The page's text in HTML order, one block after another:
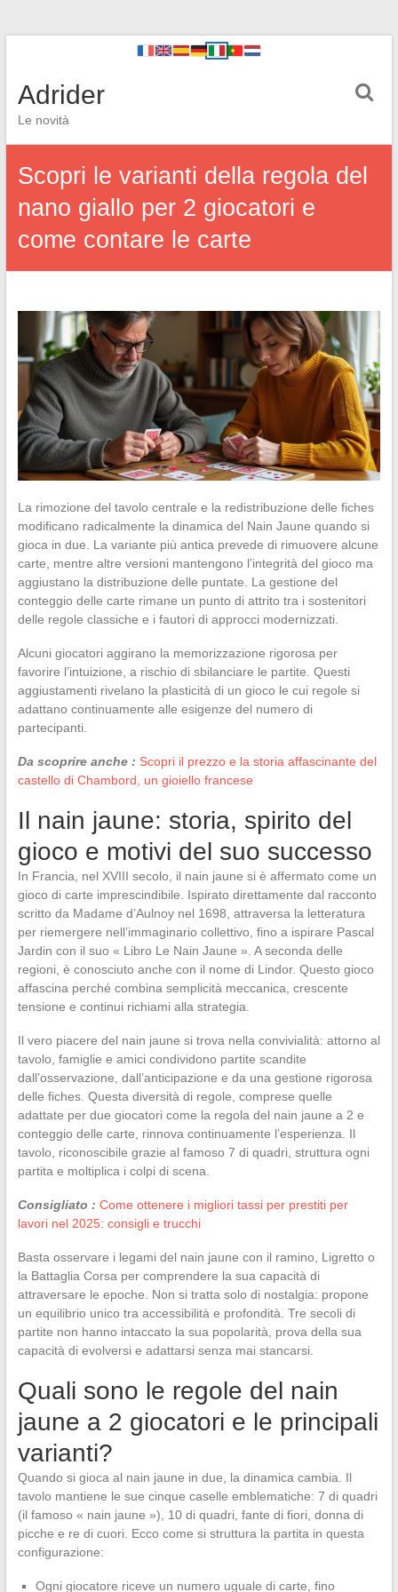
Adrider
Le novità
Scopri le varianti della regola del
nano giallo per 2 giocatori e
come contare le carte
La rimozione del tavolo centrale e la redistribuzione delle fiches
modificano radicalmente la dinamica del Nain Jaune quando si
gioca in due. La variante più antica prevede di rimuovere alcune
carte, mentre altre versioni mantengono l’integrità del gioco ma
aggiustano la distribuzione delle puntate. La gestione del
conteggio delle carte rimane un punto di attrito tra i sostenitori
delle regole classiche e i fautori di approcci modernizzati.
Alcuni giocatori aggirano la memorizzazione rigorosa per
favorire l’intuizione, a rischio di sbilanciare le partite. Questi
aggiustamenti rivelano la plasticità di un gioco le cui regole si
adattano continuamente alle esigenze del numero di
partecipanti.
Da scoprire anche : Scopri il prezzo e la storia affascinante del
castello di Chambord, un gioiello francese
Il nain jaune: storia, spirito del
gioco e motivi del suo successo
In Francia, nel XVIII secolo, il nain jaune si è affermato come un
gioco di carte imprescindibile. Ispirato direttamente dal racconto
scritto da Madame d’Aulnoy nel 1698, attraversa la letteratura
per riemergere nell’immaginario collettivo, fino a ispirare Pascal
Jardin con il suo « Libro Le Nain Jaune ». A seconda delle
regioni, è conosciuto anche con il nome di Lindor. Questo gioco
affascina perché combina semplicità meccanica, crescente
tensione e continui richiami alla strategia.
Il vero piacere del nain jaune si trova nella convivialità: attorno al
tavolo, famiglie e amici condividono partite scandite
dall’osservazione, dall’anticipazione e da una gestione rigorosa
delle fiches. Questa diversità di regole, comprese quelle
adattate per due giocatori come la regola del nain jaune a 2 e
conteggio delle carte, rinnova continuamente l’esperienza. Il
tavolo, riconoscibile grazie al famoso 7 di quadri, struttura ogni
partita e moltiplica i colpi di scena.
Consigliato : Come ottenere i migliori tassi per prestiti per
lavori nel 2025: consigli e trucchi
Basta osservare i legami del nain jaune con il ramino, Ligretto o
la Battaglia Corsa per comprendere la sua capacità di
attraversare le epoche. Non si tratta solo di nostalgia: propone
un equilibrio unico tra accessibilità e profondità. Tre secoli di
partite non hanno intaccato la sua popolarità, prova della sua
capacità di evolversi e adattarsi senza mai stancarsi.
Quali sono le regole del nain
jaune a 2 giocatori e le principali
varianti?
Quando si gioca al nain jaune in due, la dinamica cambia. Il
tavolo mantiene le sue cinque caselle emblematiche: 7 di quadri
(il famoso « nain jaune »), 10 di quadri, fante di fiori, donna di
picche e re di cuori. Ecco come si struttura la partita in questa
configurazione:
Ogni giocatore riceve un numero uguale di carte, fino